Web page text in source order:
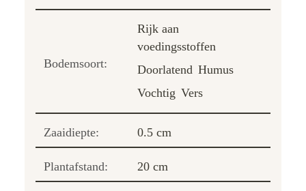
Bodemsoort:
Rijk aan
voedingsstoffen
Doorlatend Humus
Vochtig Vers
Zaaidiepte: 0.5 cm
Plantafstand: 20 cm